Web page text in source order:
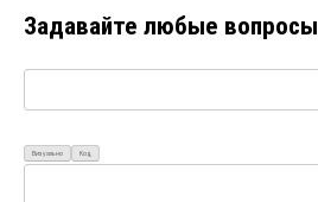
Задавайте любые вопросы
Визуально Код